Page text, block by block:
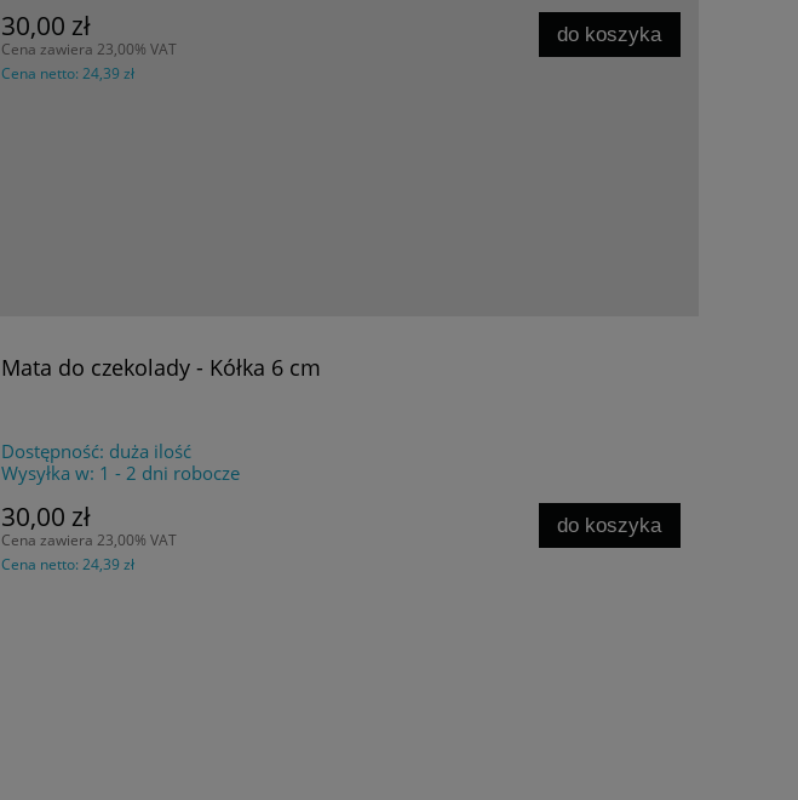
30,00 zł
Cena zawiera 23,00% VAT
Cena netto:24,39 zł
do koszyka
Mata do czekolady - Kółka 6 cm
Dostępność: duża ilość
Wysyłka w: 1 - 2 dni robocze
30,00 zł
Cena zawiera 23,00% VAT
Cena netto:24,39 zł
do koszyka